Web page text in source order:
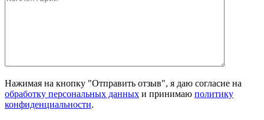
Нажимая на кнопку "Отправить отзыв", я даю согласие на
обработку персональных данных и принимаю политику
конфиденциальности.